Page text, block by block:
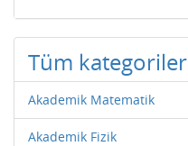
Tüm kategoriler
Akademik Matematik
Akademik Fizik